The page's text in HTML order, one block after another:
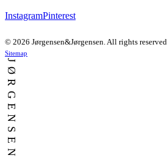
InstagramPinterest
© 2026 Jørgensen&Jørgensen. All rights reserved.
Sitemap
JØRGENSEN